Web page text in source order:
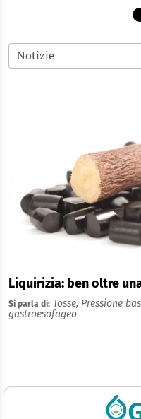
Liquirizia: ben oltre
Si parla di: Tosse, Pressione
gastroesofageo